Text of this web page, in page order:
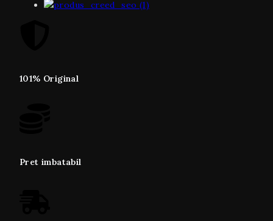
101% Original
Pret imbatabil